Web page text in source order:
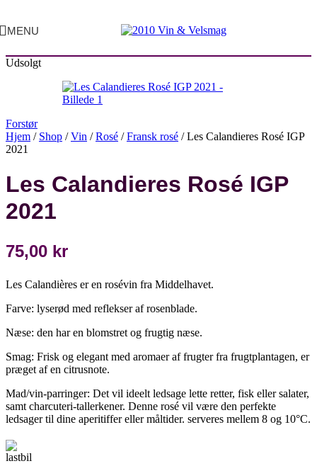
MENU
Udsolgt
Forstør
Hjem / Shop /Vin /Rosé /Fransk rosé /Les Calandieres Rosé IGP
2021
Les Calandieres Rosé IGP
2021
75,00 kr
Les Calandières er en rosévin fra Middelhavet.
Farve: lyserød med reflekser af rosenblade.
Næse: den har en blomstret og frugtig næse.
Smag: Frisk og elegant med aromaer af frugter fra frugtplantagen, er
præget af en citrusnote.
Mad/vin-parringer: Det vil ideelt ledsage lette retter, fisk eller salater,
samt charcuteri-tallerkener. Denne rosé vil være den perfekte
ledsager til dine aperitiffer eller måltider. serveres mellem 8 og 10°C.